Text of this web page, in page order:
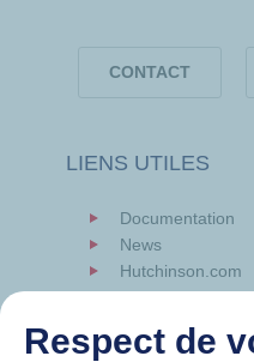
CONTACT
LIENS UTILES
Documentation
News
Hutchinson.com
Respect de